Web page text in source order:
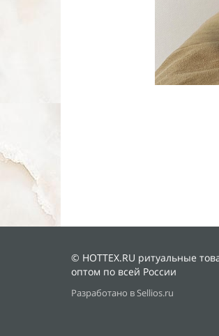
© HOTTEX.RU ритуальные
оптом по всей России
Разработано в Sellios.ru